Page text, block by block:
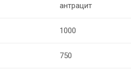
антрацит
1000
750